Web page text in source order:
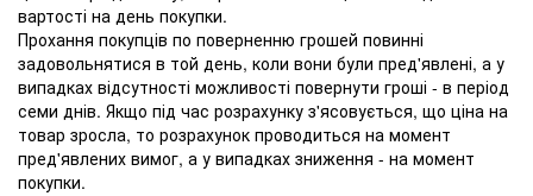
вартості на день покупки.
Прохання покупців по поверненню грошей повинні
задовольнятися в той день, коли вони були пред'явлені, а у
випадках відсутності можливості повернути гроші - в період
семи днів. Якщо під час розрахунку з'ясовується, що ціна на
товар зросла, то розрахунок проводиться на момент
пред'явлених вимог, а у випадках зниження - на момент
покупки.